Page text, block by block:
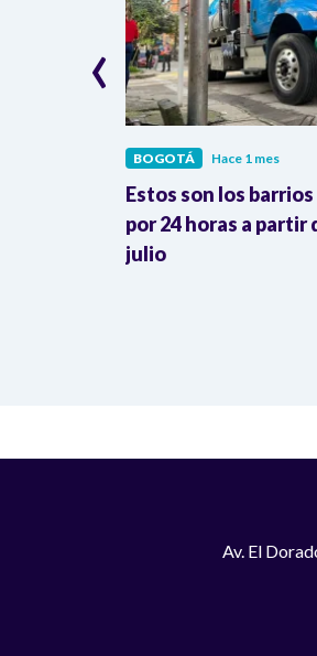
BOGOTÁ Hace 1 mes
Estos son los
por 24 horas a partir
julio
‹
Av. El